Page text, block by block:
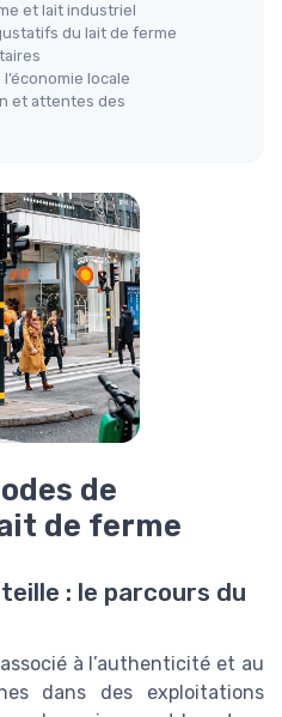
et lait industriel
du lait de ferme
locale
et attentes des
de
de ferme
: le parcours du
à l’authenticité et au
dans des exploitations